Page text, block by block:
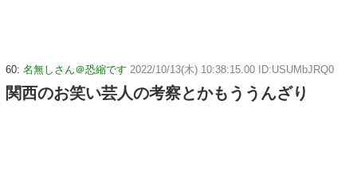
60: 名無しさん＠恐縮です 2022/10/13(木) 10:38:15.00 ID:USUMbJRQ0
関西のお笑い芸人の考察とかもううんざり